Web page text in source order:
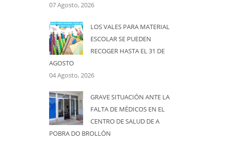
07 Agosto, 2026
LOS VALES PARA MATERIAL
ESCOLAR SE PUEDEN
RECOGER HASTA EL 31 DE
AGOSTO
04 Agosto, 2026
GRAVE SITUACIÓN ANTE LA
FALTA DE MÉDICOS EN EL
CENTRO DE SALUD DE A
POBRA DO BROLLÓN